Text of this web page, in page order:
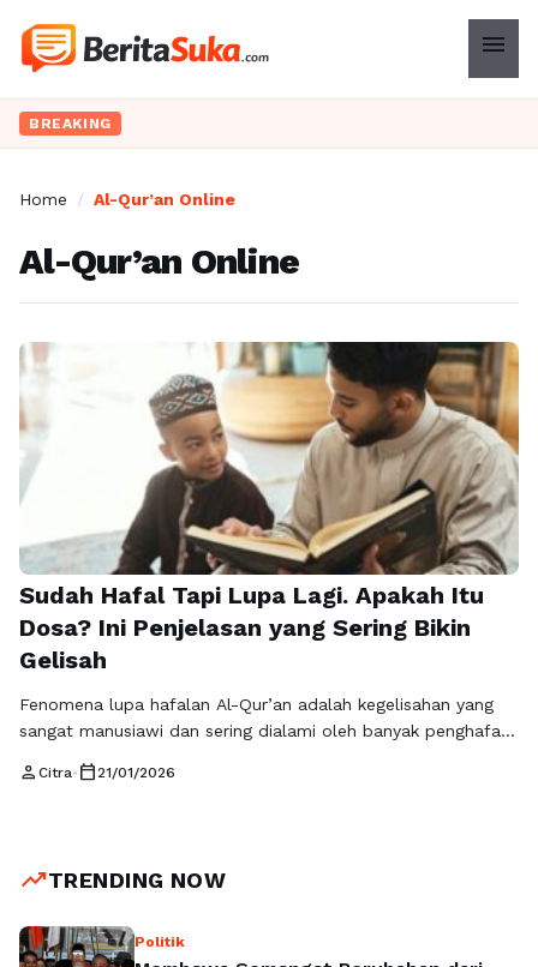
menu
BREAKING
Home / Al-Qur’an Online
Al-Qur’an Online
Sudah Hafal Tapi Lupa Lagi. Apakah Itu
Dosa? Ini Penjelasan yang Sering Bikin
Gelisah
Fenomena lupa hafalan Al-Qur’an adalah kegelisahan yang
sangat manusiawi dan sering dialami oleh banyak penghafal,
menyelesaikan hafalan. Pertanyaan tentang hukum orang
distraksi, menjaga hafalan …
person Citra• calendar_today 21/01/2026
trending_upTRENDING NOW
Politik